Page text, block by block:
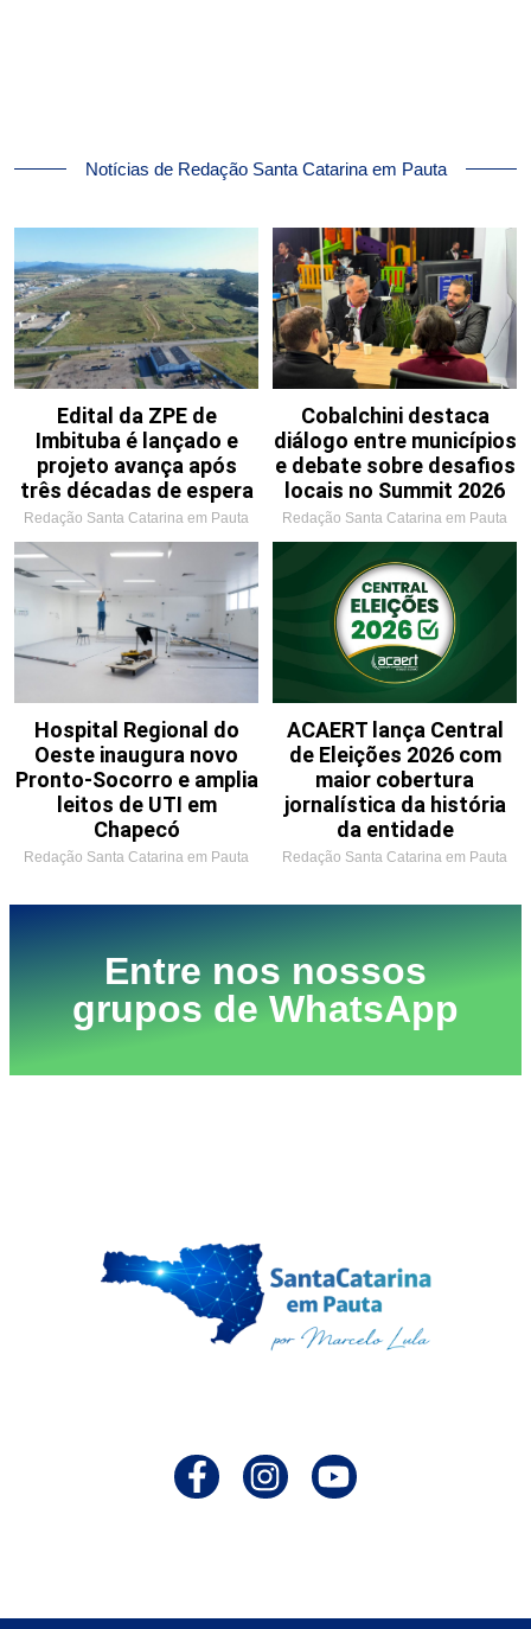
Notícias de Redação Santa Catarina em Pauta
Edital da ZPE de
Imbituba é lançado e
projeto avança após
três décadas de espera
Redação Santa Catarina em Pauta
Cobalchini destaca
diálogo entre municípios
e debate sobre desafios
locais no Summit 2026
Redação Santa Catarina em Pauta
Hospital Regional do
Oeste inaugura novo
Pronto-Socorro e amplia
leitos de UTI em
Chapecó
Redação Santa Catarina em Pauta
ACAERT lança Central
de Eleições 2026 com
maior cobertura
jornalística da história
da entidade
Redação Santa Catarina em Pauta
Entre nos nossos
grupos de WhatsApp